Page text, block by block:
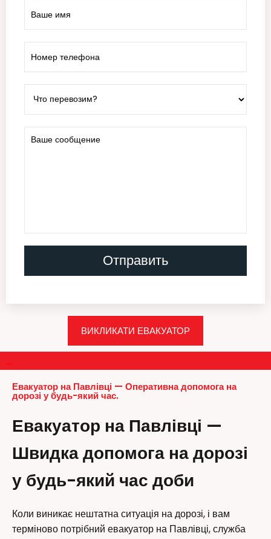
ВИКЛИКАТИ ЕВАКУАТОР
–
Евакуатор на Павлівці — Оперативна допомога на
дорозі у будь-який час.
Евакуатор на Павлівці —
Швидка допомога на дорозі
у будь-який час доби
Коли виникає нештатна ситуація на дорозі, і вам
терміново потрібний евакуатор на Павлівці, служба